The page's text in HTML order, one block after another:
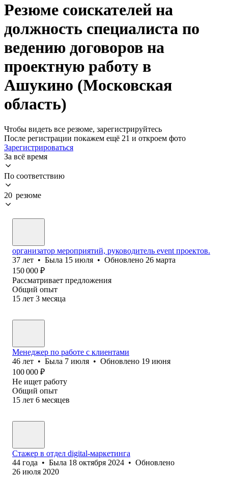
Резюме соискателей на
должность специалиста по
ведению договоров на
проектную работу в
Ашукино (Московская
область)
Чтобы видеть все резюме, зарегистрируйтесь
После регистрации покажем ещё 21 и откроем фото
Зарегистрироваться
За всё время
По соответствию
20 резюме
организатор мероприятий, руководитель event проектов.
37 лет • Была 15 июля • Обновлено 26 марта
150 000 ₽
Рассматривает предложения
Общий опыт
15 лет 3 месяца
Менеджер по работе с клиентами
46 лет • Была 7 июля • Обновлено 19 июня
100 000 ₽
Не ищет работу
Общий опыт
15 лет 6 месяцев
Стажер в отдел digital-маркетинга
44 года • Была 18 октября 2024 • Обновлено
26 июля 2020